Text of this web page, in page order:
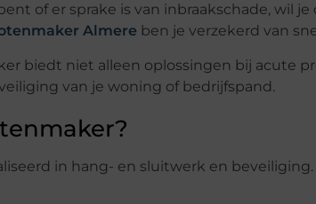
of er sprake is van inbraakschade, wil
Almere ben je verzekerd van
biedt niet alleen oplossingen bij acute
van je woning of bedrijfspand.
in hang- en sluitwerk en